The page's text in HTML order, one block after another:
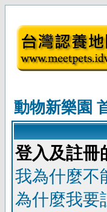
動物新樂園
登入及註冊
我為什麼不
為什麼我要